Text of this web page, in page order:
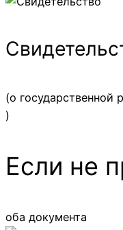
(о государственной
)
Если не
оба документа